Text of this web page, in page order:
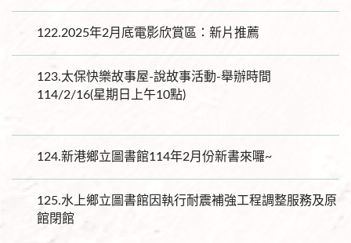
122.2025年2月底電影欣賞區：新片推薦
123.太保快樂故事屋-說故事活動-舉辦時間
114/2/16(星期日上午10點)
124.新港鄉立圖書館114年2月份新書來囉~
125.水上鄉立圖書館因執行耐震補強工程調整服務及原
館閉館